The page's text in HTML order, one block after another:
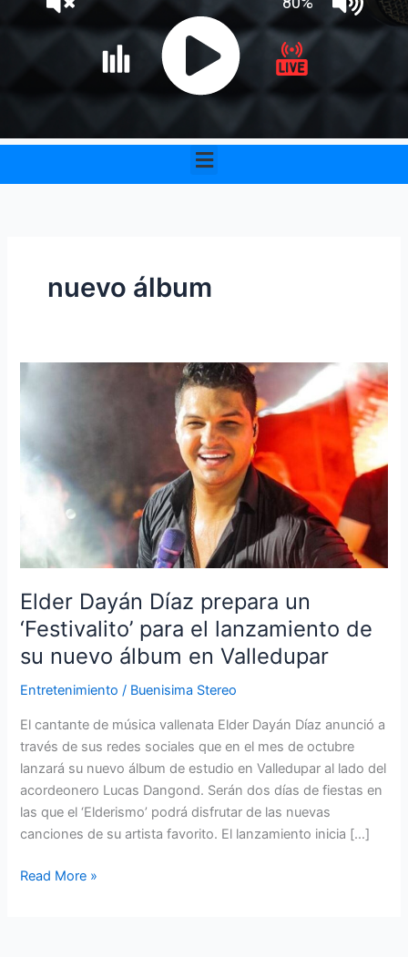
Menu
nuevo álbum
Elder Dayán Díaz prepara un
‘Festivalito’ para el lanzamiento de
su nuevo álbum en Valledupar
Entretenimiento / Buenisima Stereo
El cantante de música vallenata Elder Dayán Díaz anunció a
través de sus redes sociales que en el mes de octubre
lanzará su nuevo álbum de estudio en Valledupar al lado del
acordeonero Lucas Dangond. Serán dos días de fiestas en
las que el ‘Elderismo’ podrá disfrutar de las nuevas
canciones de su artista favorito. El lanzamiento inicia […]
Dayán
un
‘Festivalito’
lanzamiento
de
su
nuevo
álbum
en
Read More »